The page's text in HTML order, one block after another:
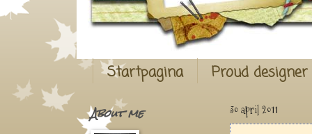
Startpagina Proud
30 april 2011
About me